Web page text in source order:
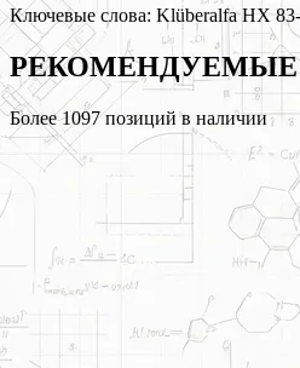
Ключевые слова: Klüberalfa HX 83-
РЕКОМЕНДУЕМЫЕ
Более1097позиций в наличии